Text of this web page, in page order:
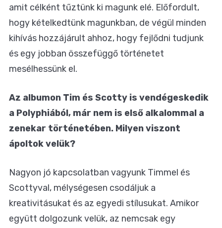
amit célként tűztünk ki magunk elé. Előfordult,
hogy kételkedtünk magunkban, de végül minden
kihívás hozzájárult ahhoz, hogy fejlődni tudjunk
és egy jobban összefüggő történetet
mesélhessünk el.
Az albumon Tim és Scotty is vendégeskedik
a Polyphiából, már nem is első alkalommal a
zenekar történetében. Milyen viszont
ápoltok velük?
Nagyon jó kapcsolatban vagyunk Timmel és
Scottyval, mélységesen csodáljuk a
kreativitásukat és az egyedi stílusukat. Amikor
együtt dolgozunk velük, az nemcsak egy